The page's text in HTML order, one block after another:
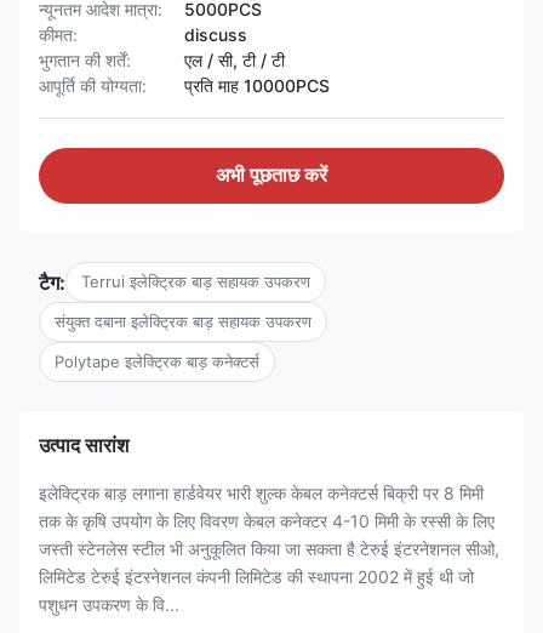
न्यूनतम आदेश मात्रा:
5000PCS
कीमत:
discuss
भुगतान की शर्तें:
एल / सी, टी / टी
आपूर्ति की योग्यता:
प्रति माह 10000PCS
अभी पूछताछ करें
टैग: Terrui इलेक्ट्रिक बाड़ सहायक उपकरण
संयुक्त दबाना इलेक्ट्रिक बाड़ सहायक उपकरण
Polytape इलेक्ट्रिक बाड़ कनेक्टर्स
उत्पाद सारांश
इलेक्ट्रिक बाड़ लगाना हार्डवेयर भारी शुल्क केबल कनेक्टर्स बिक्री पर 8 मिमी
तक के कृषि उपयोग के लिए विवरण केबल कनेक्टर 4-10 मिमी के रस्सी के लिए
जस्ती स्टेनलेस स्टील भी अनुकूलित किया जा सकता है टेरुई इंटरनेशनल सीओ,
लिमिटेड टेरुई इंटरनेशनल कंपनी लिमिटेड की स्थापना 2002 में हुई थी जो
पशुधन उपकरण के वि...